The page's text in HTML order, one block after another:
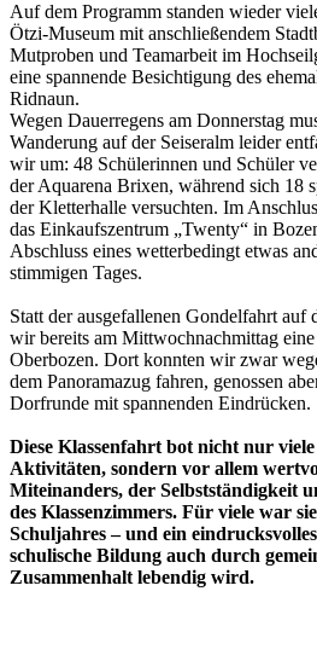
Auf dem Programm standen wieder
Ötzi-Museum mit anschließendem
Mutproben und Teamarbeit im
eine spannende Besichtigung des
Ridnaun.
Wegen Dauerregens am Donnerstag
Wanderung auf der Seiseralm leider
wir um: 48 Schülerinnen und Schüler
der Aquarena Brixen, während sich 18
der Kletterhalle versuchten. Im
das Einkaufszentrum „Twenty“ in
Abschluss eines wetterbedingt etwas
stimmigen Tages.
Statt der ausgefallenen Gondelfahrt auf
wir bereits am Mittwochnachmittag
Oberbozen. Dort konnten wir zwar
dem Panoramazug fahren, genossen
Dorfrunde mit spannenden Eindrücken.
Diese Klassenfahrt bot nicht nur
Aktivitäten, sondern vor allem
Miteinanders, der Selbstständigkeit
des Klassenzimmers. Für viele war
Schuljahres – und ein
schulische Bildung auch durch
Zusammenhalt lebendig wird.